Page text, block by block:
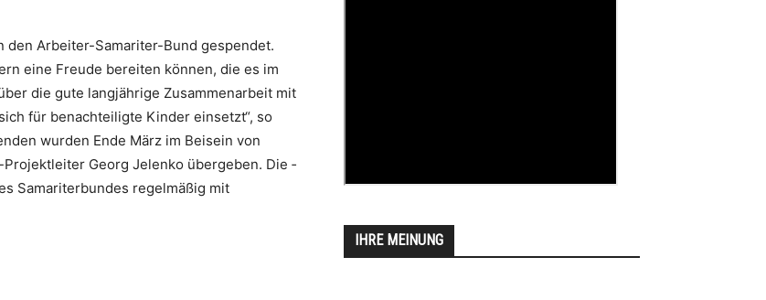
den Arbeiter-Samariter-Bund gespendet.
eine Freude bereiten können, die es im
die gute lang­jährige Zusammenarbeit mit
für benachteiligte Kinder einsetzt“, so
wurden Ende März im Beisein von
Georg Jelenko übergeben. Die
Samariterbundes regel­mäßig mit
IHRE MEINUNG